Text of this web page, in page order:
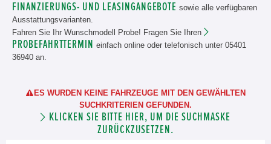
Unser Autohaus
FINANZIERUNGS- UND LEASINGANGEBOTE sowie alle verfügbaren
Ausstattungsvarianten.
Fahren Sie Ihr Wunschmodell Probe! Fragen Sie Ihren
PROBEFAHRTTERMIN einfach online oder telefonisch unter 05401
36940 an.
ES WURDEN KEINE FAHRZEUGE MIT DEN GEWÄHLTEN
SUCHKRITERIEN GEFUNDEN.
KLICKEN SIE BITTE HIER, UM DIE SUCHMASKE
ZURÜCKZUSETZEN.